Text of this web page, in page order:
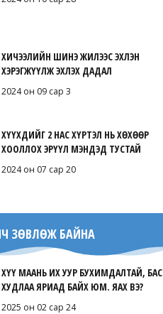
ХИЧЭЭЛИЙН ШИНЭ ЖИЛЭЭС ЭХЛЭН
ХЭРЭГЖҮҮЛЖ ЭХЛЭХ ДАДАЛ
2024 он 09 сар 3
ХҮҮХДИЙГ 2 НАС ХҮРТЭЛ НЬ ХӨХӨӨР
ХООЛЛОХ ЭРҮҮЛ МЭНДЭД ТУСТАЙ
2024 он 07 сар 20
ЗӨВЛӨЖ БАЙНА
ХҮҮ МААНЬ ИХ УУР БУХИМДАЛТАЙ, БАС
ХУДЛАА ЯРИАД БАЙХ ЮМ. ЯАХ ВЭ?
2025 он 02 сар 24